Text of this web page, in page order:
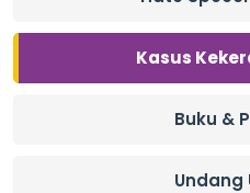
Kasus
Buku &
Undang